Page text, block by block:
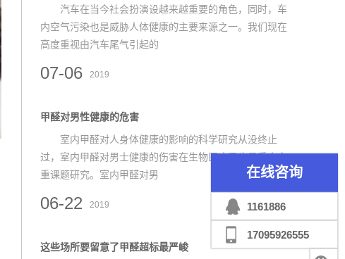
汽车在当今社会扮演设越来越重要的角色，同时，车
内空气污染也是威胁人体健康的主要来源之一。我们现在
高度重视由汽车尾气引起的
07-06 2019
甲醛对男性健康的危害
室内甲醛对人身体健康的影响的科学研究从没终止
过，室内甲醛对男士健康的伤害在生物医疗界也是重中之
重课题研究。室内甲醛对男
06-22 2019
这些场所要留意了甲醛超标最严峻
在线咨询
1161886
17095926555